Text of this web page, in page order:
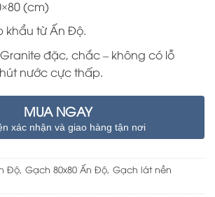
(cm)
khẩu từ Ấn Độ.
đặc, chắc – không có lỗ
nước cực thấp.
MUA NGAY
xác nhận và giao hàng tận nơi
Độ, Gạch 80x80 Ấn Độ, Gạch lát nền